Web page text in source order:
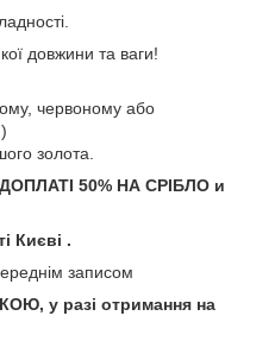
довжини та ваги!
червоному або
золота.
50% НА СРІБЛО и
Києві .
записом
у разі отримання на